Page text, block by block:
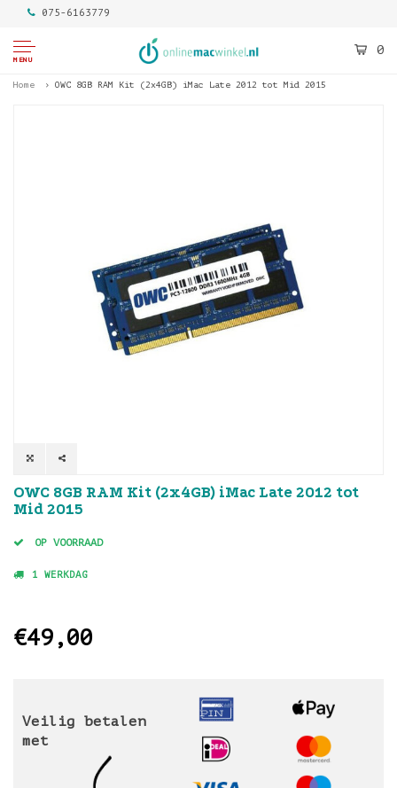
075-6163779
MENU
0
Home OWC 8GB RAM Kit (2x4GB) iMac Late 2012 tot Mid 2015
OWC 8GB RAM Kit (2x4GB) iMac Late 2012 tot
Mid 2015
OP VOORRAAD
1 WERKDAG
€49,00
Veilig betalen
met